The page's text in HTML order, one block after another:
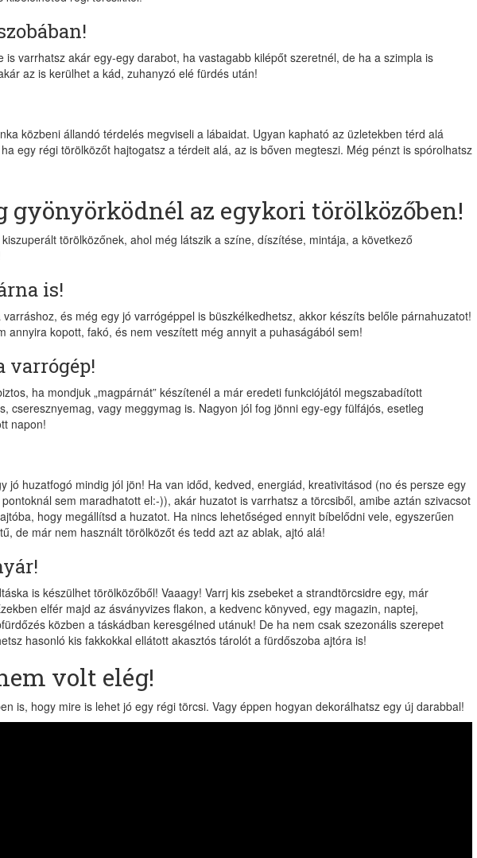
is varrhatsz akár egy-egy darabot, ha vastagabb kilépőt szeretnél, de ha a szimpla is
az is kerülhet a kád, zuhanyzó elé fürdés után!
közbeni állandó térdelés megviseli a lábaidat. Ugyan kapható az üzletekben térd alá
egy régi törölközőt hajtogatsz a térdeit alá, az is bőven megteszi. Még pénzt is spórolhatsz
gyönyörködnél az egykori törölközőben!
törölközőnek, ahol még látszik a színe, díszítése, mintája, a következő
is!
és még egy jó varrógéppel is büszkélkedhetsz, akkor készíts belőle párnahuzatot!
annyira kopott, fakó, és nem veszített még annyit a puhaságából sem!
varrógép!
ha mondjuk „magpárnát” készítenél a már eredeti funkciójától megszabadított
cseresznyemag, vagy meggymag is. Nagyon jól fog jönni egy-egy fülfájós, esetleg
napon!
jó huzatfogó mindig jól jön! Ha van időd, kedved, energiád, kreativitásod (no és persze egy
sem maradhatott el:-)), akár huzatot is varrhatsz a törcsiből, amibe aztán szivacsot
hogy megállítsd a huzatot. Ha nincs lehetőséged ennyit bíbelődni vele, egyszerűen
de már nem használt törölközőt és tedd azt az ablak, ajtó alá!
is készülhet törölközőből! Vaaagy! Varrj kis zsebeket a strandtörcsidre egy, már
elfér majd az ásványvizes flakon, a kedvenc könyved, egy magazin, naptej,
közben a táskádban keresgélned utánuk! De ha nem csak szezonális szerepet
hasonló kis fakkokkal ellátott akasztós tárolót a fürdőszoba ajtóra is!
volt elég!
is, hogy mire is lehet jó egy régi törcsi. Vagy éppen hogyan dekorálhatsz egy új darabbal!